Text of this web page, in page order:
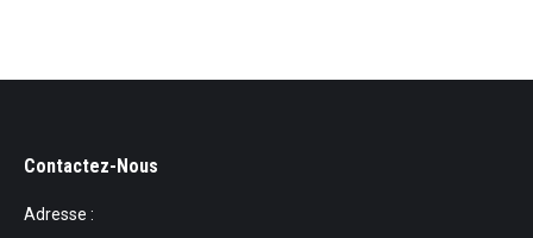
Contactez-Nous
Adresse :